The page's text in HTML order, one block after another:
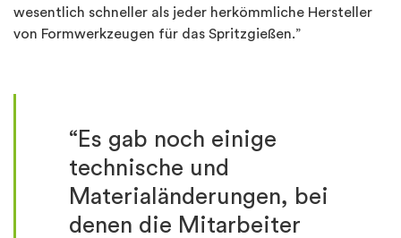
wesentlich schneller als jeder herkömmliche Hersteller
von Formwerkzeugen für das Spritzgießen.”
“Es gab noch einige
technische und
Materialänderungen, bei
denen die Mitarbeiter